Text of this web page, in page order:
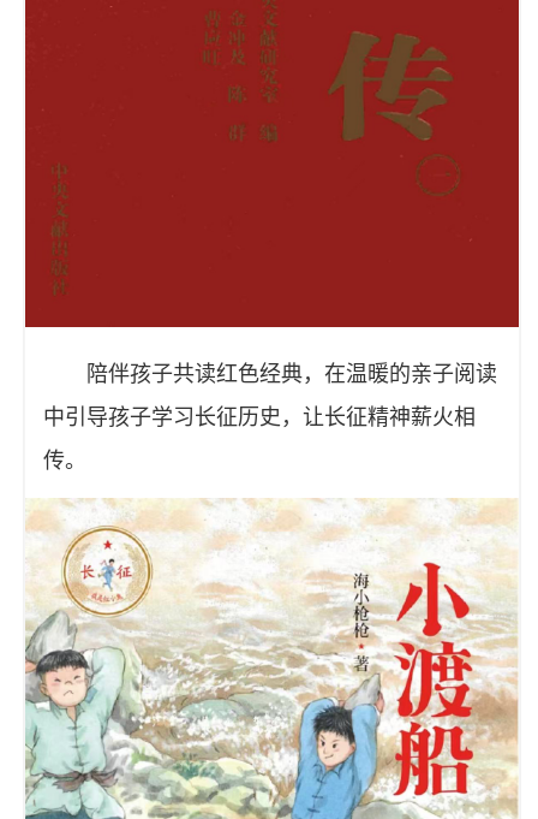
陪伴孩子共读红色经典，在温暖的亲子阅读
中引导孩子学习长征历史，让长征精神薪火相
传。